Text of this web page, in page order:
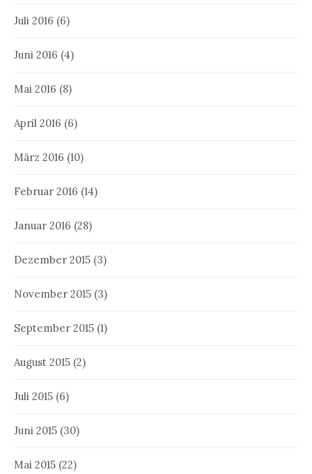
Juli 2016 (6)
Juni 2016 (4)
Mai 2016 (8)
April 2016 (6)
März 2016 (10)
Februar 2016 (14)
Januar 2016 (28)
Dezember 2015 (3)
November 2015 (3)
September 2015 (1)
August 2015 (2)
Juli 2015 (6)
Juni 2015 (30)
Mai 2015 (22)